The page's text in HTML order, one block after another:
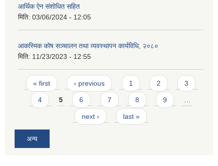
आर्थिक ऐन संशोधित सहित
मिति: 03/06/2024 - 12:05
आकस्मिक कोष सञ्चालन तथा व्यवस्थापन कार्यविधि, २०८०
मिति: 11/23/2023 - 12:55
Pages
« first ‹ previous 1 2 3
4 5 6 7 8 9
next › last »
अन्य